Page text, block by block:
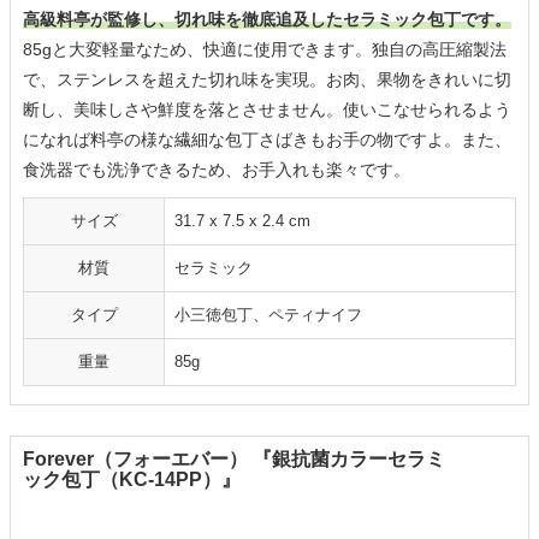
高級料亭が監修し、切れ味を徹底追及したセラミック包丁です。
85gと大変軽量なため、快適に使用できます。独自の高圧縮製法
で、ステンレスを超えた切れ味を実現。お肉、果物をきれいに切
断し、美味しさや鮮度を落とさせません。使いこなせられるよう
になれば料亭の様な繊細な包丁さばきもお手の物ですよ。また、
食洗器でも洗浄できるため、お手入れも楽々です。
サイズ ‎31.7 x 7.5 x 2.4 cm
材質 セラミック
タイプ 小三徳包丁、ペティナイフ
重量 85g
Forever（フォーエバー） 『銀抗菌カラーセラミ
ック包丁（KC-14PP）』